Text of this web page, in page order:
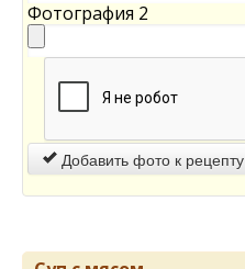
Фотография 2
Добавить фото к рецепту